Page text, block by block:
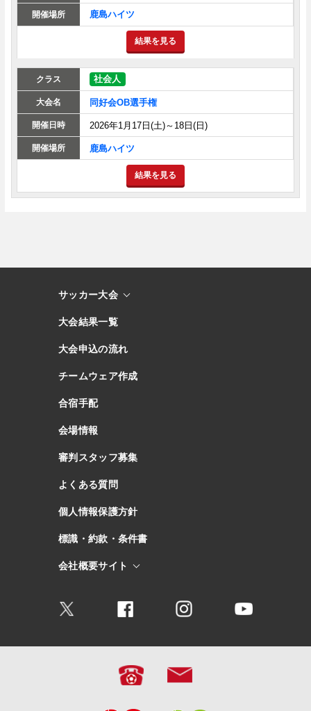
鹿島ハイツ
結果を見る
社会人
同好会OB選手権
2026年1月17日(土)～18日(日)
鹿島ハイツ
結果を見る
サッカー大会
大会結果一覧
大会申込の流れ
チームウェア作成
合宿手配
会場情報
審判スタッフ募集
よくある質問
個人情報保護方針
標識・約款・条件書
会社概要サイト